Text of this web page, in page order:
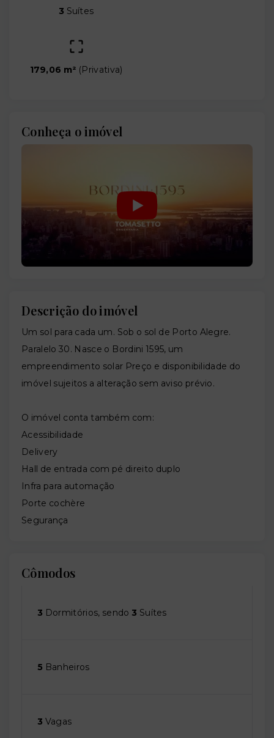
3 Suítes
179,06 m² (Privativa)
Conheça o imóvel
Descrição do imóvel
Um sol para cada um. Sob o sol de Porto Alegre.
Paralelo 30. Nasce o Bordini 1595, um
empreendimento solar Preço e disponibilidade do
imóvel sujeitos a alteração sem aviso prévio.
O imóvel conta também com:
Acessibilidade
Delivery
Hall de entrada com pé direito duplo
Infra para automação
Porte cochère
Segurança
Cômodos
3 Dormitórios, sendo 3 Suítes
5 Banheiros
3 Vagas